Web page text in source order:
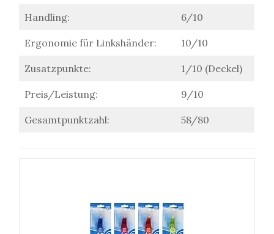
Handling: 6/10
Ergonomie für Linkshänder: 10/10
Zusatzpunkte: 1/10 (Deckel)
Preis/Leistung: 9/10
Gesamtpunktzahl: 58/80